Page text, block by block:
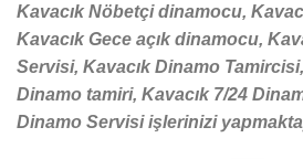
Kavacık Nöbetçi dinamocu,
Kavacık Gece açık dinamocu,
Servisi, Kavacık Dinamo
Dinamo tamiri, Kavacık 7/24
Dinamo Servisi işlerinizi